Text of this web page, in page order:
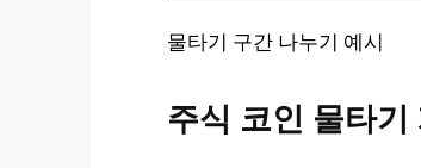
물타기 구간 나누기 예시
주식 코인 물타기